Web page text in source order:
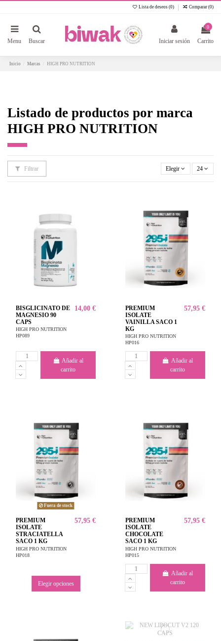
Lista de deseos (0) Comparar (0)
Menu Buscar Iniciar sesión
0
Carrito
Inicio Marcas HIGH PRO NUTRITION
Listado de productos por marca
HIGH PRO NUTRITION
Filtrar Elegir 24
BISGLICINATO DE
MAGNESIO 90
CAPS
HIGH PRO NUTRITION
HP089
14,00 €
Añadir al
carrito
PREMIUM
ISOLATE
VAINILLA SACO 1
KG
HIGH PRO NUTRITION
HP016
57,95 €
Añadir al
carrito
Fuera de stock
PREMIUM
ISOLATE
STRACIATELLA
SACO 1 KG
HIGH PRO NUTRITION
HP018
57,95 €
Elegir opciones
PREMIUM
ISOLATE
CHOCOLATE
SACO 1 KG
HIGH PRO NUTRITION
HP015
57,95 €
Añadir al
carrito